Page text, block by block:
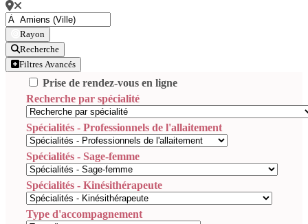
Rayon
Recherche
Filtres Avancés
Prise de rendez-vous en ligne
Recherche par spécialité
Spécialités - Professionnels de l'allaitement
Spécialités - Sage-femme
Spécialités - Kinésithérapeute
Type d'accompagnement